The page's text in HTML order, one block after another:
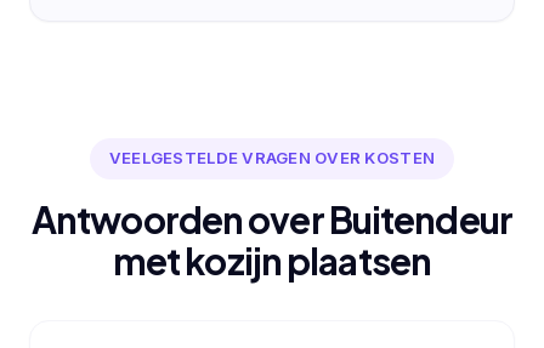
VEELGESTELDE VRAGEN OVER KOSTEN
Antwoorden over Buitendeur
met kozijn plaatsen